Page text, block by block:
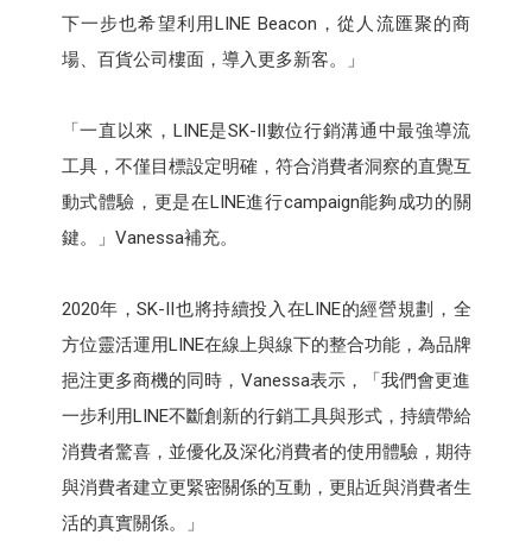
下一步也希望利用LINE Beacon，從人流匯聚的商
場、百貨公司樓面，導入更多新客。」
「一直以來，LINE是SK-II數位行銷溝通中最強導流
工具，不僅目標設定明確，符合消費者洞察的直覺互
動式體驗，更是在LINE進行campaign能夠成功的關
鍵。」Vanessa補充。
2020年，SK-II也將持續投入在LINE的經營規劃，全
方位靈活運用LINE在線上與線下的整合功能，為品牌
挹注更多商機的同時，Vanessa表示，「我們會更進
一步利用LINE不斷創新的行銷工具與形式，持續帶給
消費者驚喜，並優化及深化消費者的使用體驗，期待
與消費者建立更緊密關係的互動，更貼近與消費者生
活的真實關係。」